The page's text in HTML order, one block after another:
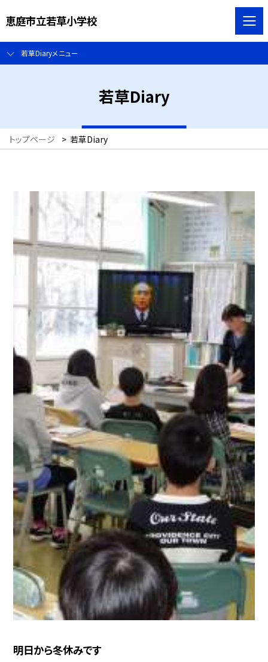
恵庭市立若草小学校
若草Diaryメニュー
若草Diary
トップページ > 若草Diary
明日から冬休みです